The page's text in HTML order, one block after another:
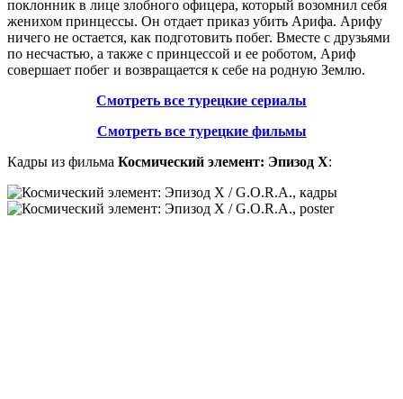
поклонник в лице злобного офицера, который возомнил себя
женихом принцессы. Он отдает приказ убить Арифа. Арифу
ничего не остается, как подготовить побег. Вместе с друзьями
по несчастью, а также с принцессой и ее роботом, Ариф
совершает побег и возвращается к себе на родную Землю.
Смотреть все турецкие сериалы
Смотреть все турецкие фильмы
Кадры из фильма Космический элемент: Эпизод X: